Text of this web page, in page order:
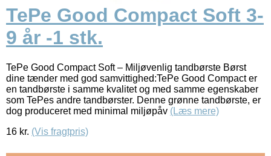
TePe Good Compact Soft 3-
9 år -1 stk.
TePe Good Compact Soft – Miljøvenlig tandbørste Børst
dine tænder med god samvittighed:TePe Good Compact er
en tandbørste i samme kvalitet og med samme egenskaber
som TePes andre tandbørster. Denne grønne tandbørste, er
dog produceret med minimal miljøpåv (Læs mere)
16 kr. (Vis fragtpris)